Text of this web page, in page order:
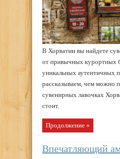
В Хорватии вы найдете
от привычных курортных
уникальных аутентичных
рассказываем, чем можно
сувенирных лавочках
стоит.
Продолжение »
Впечатляющий